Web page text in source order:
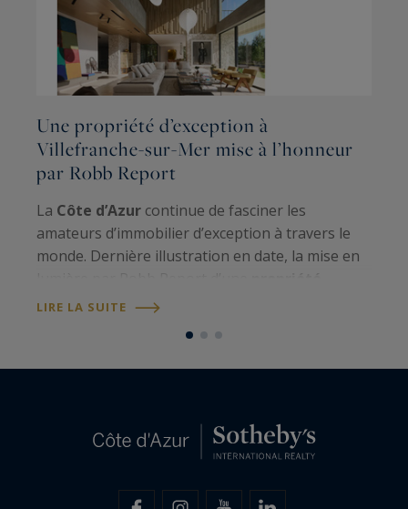
Une propriété d’exception à
Villefranche-sur-Mer mise à l’honneur
par Robb Report
La Côte d’Azur continue de fasciner les
amateurs d’immobilier d’exception à travers le
monde. Dernière illustration en date, la mise en
contemporaine
spectaculaire actuellement
LIRE LA SUITE